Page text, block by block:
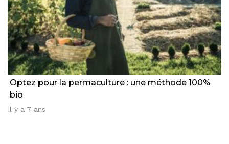
Optez pour la permaculture : une méthode 100%
bio
Il y a 7 ans